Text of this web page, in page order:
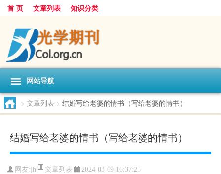
首 页 文章列表 知识分类
网站导航
> 文章列表 > 结婚写给老婆的情书（写给老婆的情书）
结婚写给老婆的情书（写给老婆的情书）
网友:jh 文章列表 2024-03-09 16:37:25